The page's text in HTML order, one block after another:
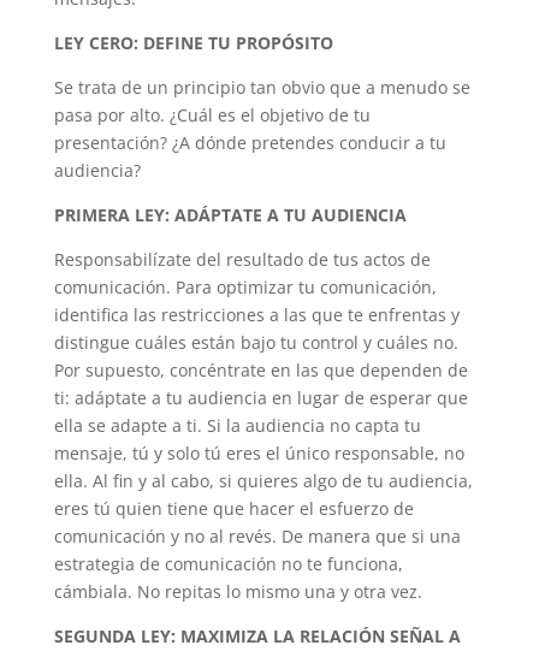
LEY CERO: DEFINE TU PROPÓSITO
Se trata de un principio tan obvio que a menudo se
pasa por alto. ¿Cuál es el objetivo de tu
presentación? ¿A dónde pretendes conducir a tu
audiencia?
PRIMERA LEY: ADÁPTATE A TU AUDIENCIA
Responsabilízate del resultado de tus actos de
comunicación. Para optimizar tu comunicación,
identifica las restricciones a las que te enfrentas y
distingue cuáles están bajo tu control y cuáles no.
Por supuesto, concéntrate en las que dependen de
ti: adáptate a tu audiencia en lugar de esperar que
ella se adapte a ti. Si la audiencia no capta tu
mensaje, tú y solo tú eres el único responsable, no
ella. Al fin y al cabo, si quieres algo de tu audiencia,
eres tú quien tiene que hacer el esfuerzo de
comunicación y no al revés. De manera que si una
estrategia de comunicación no te funciona,
cámbiala. No repitas lo mismo una y otra vez.
SEGUNDA LEY: MAXIMIZA LA RELACIÓN SEÑAL A